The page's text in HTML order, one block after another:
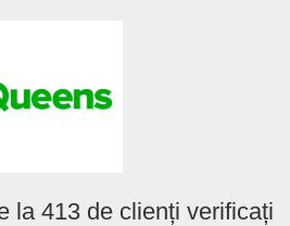
la 413 de clienți verificați